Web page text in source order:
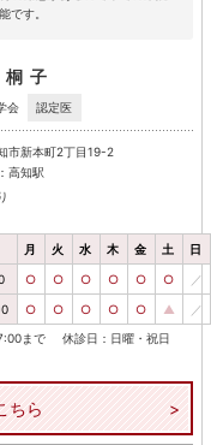
です。
子
会 認定医
市新本町2丁目19-2
高知駅
月 火 水 木 金 土 日
○ ○ ○ ○ ○ ○ ／
○ ○ ○ ○ ○ ▲ ／
まで 休診日：日曜・祝日
ちら